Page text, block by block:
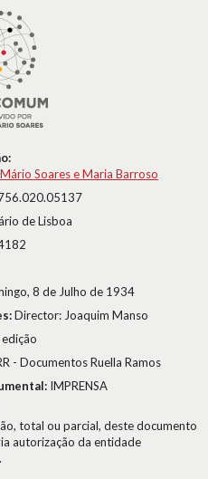
Soares e Maria Barroso
de Lisboa
8 de Julho de 1934
Director: Joaquim Manso
edição
- Documentos Ruella Ramos
IMPRENSA
total ou parcial, deste documento
autorização da entidade